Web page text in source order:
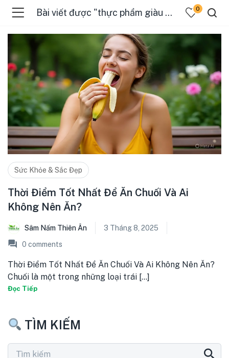
Bài viết được "thực phẩm giàu kali" 0
Sức Khỏe & Sắc Đẹp
Thời Điểm Tốt Nhất Để Ăn Chuối Và Ai
Không Nên Ăn?
Sâm Nấm Thiên Ân
3 Tháng 8, 2025
0 comments
Thời Điểm Tốt Nhất Để Ăn Chuối Và Ai Không Nên Ăn?
Chuối là một trong những loại trái [...]
Đọc Tiếp
TÌM KIẾM